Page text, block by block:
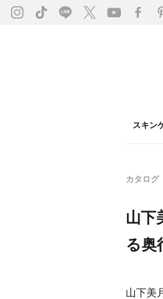
スキン
カタログ
山下
る奥
山下美